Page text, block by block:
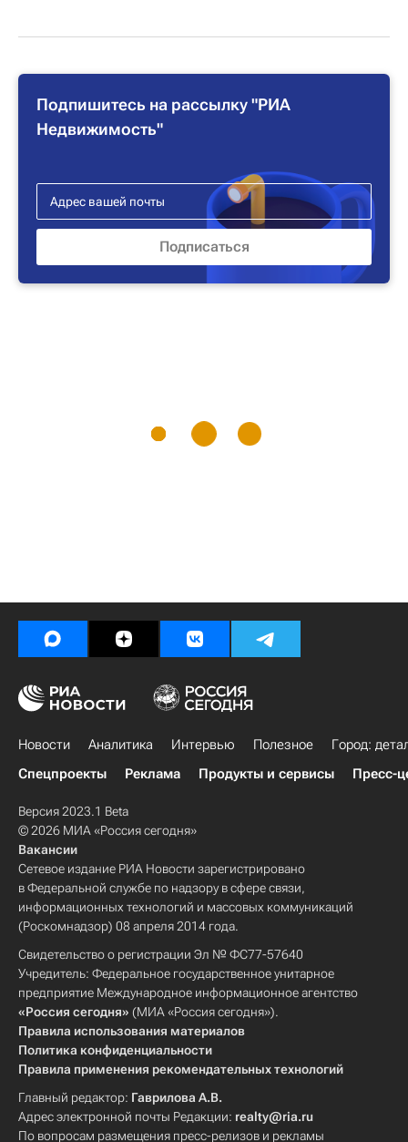
Подпишитесь на рассылку "РИА
Недвижимость"
Новости Аналитика Интервью Полезное
Город:
Спецпроекты
Реклама Продукты и сервисы Пресс-
Версия 2023.1 Beta
© 2026 МИА «Россия сегодня»
Вакансии
Сетевое издание РИА Новости зарегистрировано
в Федеральной службе по надзору в сфере связи,
информационных технологий и массовых коммуникаций
(Роскомнадзор) 08 апреля 2014 года.
Свидетельство о регистрации Эл № ФС77-57640
Учредитель: Федеральное государственное унитарное
предприятие Международное информационное агентство
«Россия сегодня» (МИА «Россия сегодня»).
Правила использования материалов
Политика конфиденциальности
Правила применения рекомендательных технологий
Главный редактор: Гаврилова А.В.
Адрес электронной почты Редакции: realty@ria.ru
По вопросам размещения пресс-релизов и рекламы